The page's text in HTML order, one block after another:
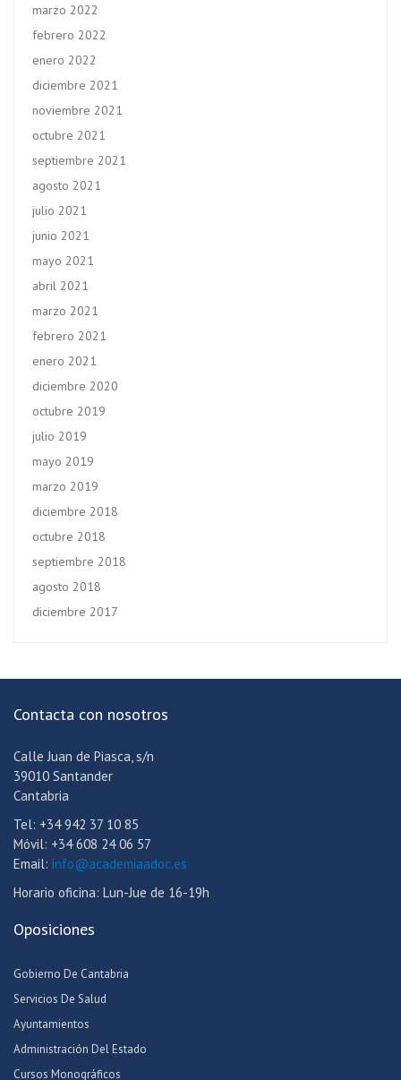
marzo 2022
febrero 2022
enero 2022
diciembre 2021
noviembre 2021
octubre 2021
septiembre 2021
agosto 2021
julio 2021
junio 2021
mayo 2021
abril 2021
marzo 2021
febrero 2021
enero 2021
diciembre 2020
octubre 2019
julio 2019
mayo 2019
marzo 2019
diciembre 2018
octubre 2018
septiembre 2018
agosto 2018
diciembre 2017
Contacta con nosotros
Calle Juan de Piasca, s/n
39010 Santander
Cantabria
Tel: +34 942 37 10 85
Móvil: +34 608 24 06 57
Email: info@academiaadoc.es
Horario oficina: Lun-Jue de 16-19h
Oposiciones
Gobierno De Cantabria
Servicios De Salud
Ayuntamientos
Administración Del Estado
Cursos Monográficos